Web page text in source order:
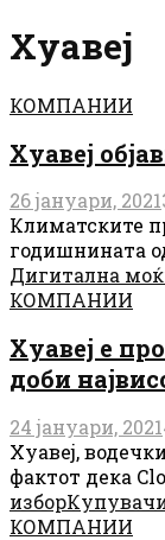
Хуавеј
КОМПАНИИ
Хуавеј
26 јануари, 2021
Климатските
годишнината
Дигитална
КОМПАНИИ
Хуавеј е
доби
24 јануари, 2021
Хуавеј,
фактот дека
избор
КОМПАНИИ